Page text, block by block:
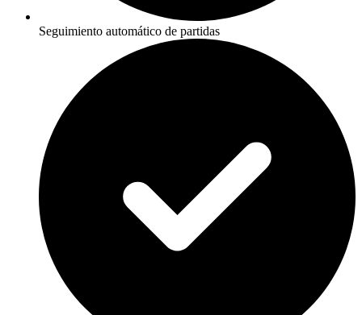
Seguimiento automático de partidas